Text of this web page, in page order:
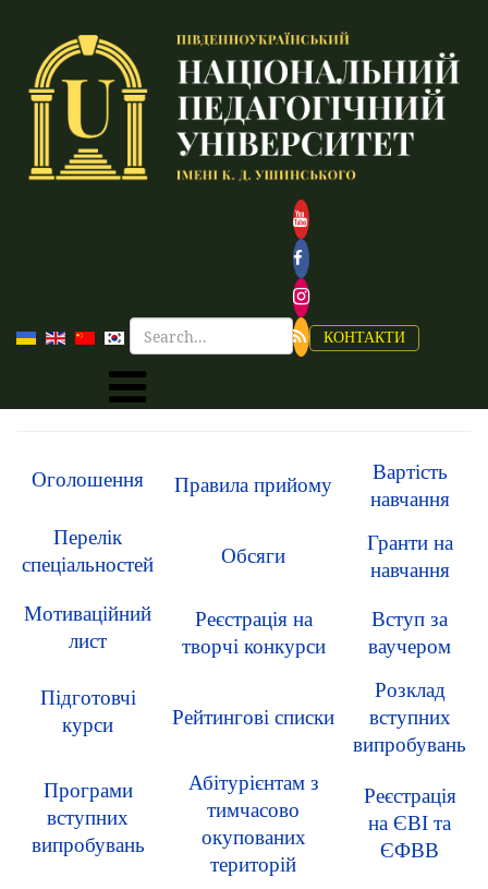
КОНТАКТИ
Оголошення Правила прийому
Вартість
навчання
Перелік
спеціальностей
Обсяги
Гранти на
навчання
Мотиваційний
лист
Реєстрація на
творчі конкурси
Вступ за
ваучером
Підготовчі
курси
Рейтингові списки
Розклад
вступних
випробувань
Програми
вступних
випробувань
Абітурієнтам з
тимчасово
окупованих
територій
Реєстрація
на ЄВІ та
ЄФВВ